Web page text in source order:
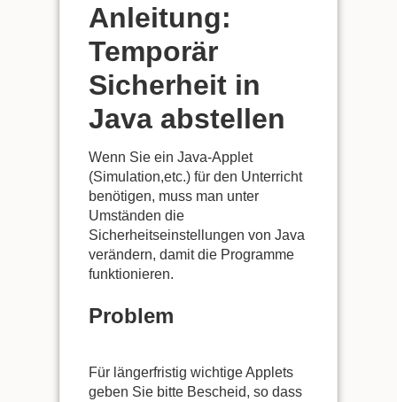
Anleitung:
Temporär
Sicherheit in
Java abstellen
Wenn Sie ein Java-Applet
(Simulation,etc.) für den Unterricht
benötigen, muss man unter
Umständen die
Sicherheitseinstellungen von Java
verändern, damit die Programme
funktionieren.
Problem
Für längerfristig wichtige Applets
geben Sie bitte Bescheid, so dass